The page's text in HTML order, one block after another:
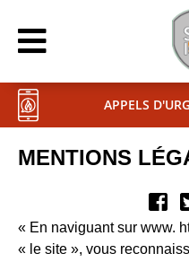
APPELS
MENTIONS
« En naviguant sur www.
« le site », vous